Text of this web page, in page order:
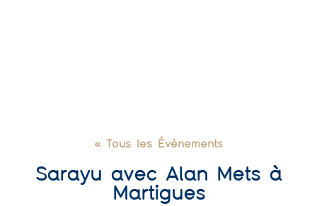
« Tous les Évènements
Sarayu avec Alan Mets à
Martigues